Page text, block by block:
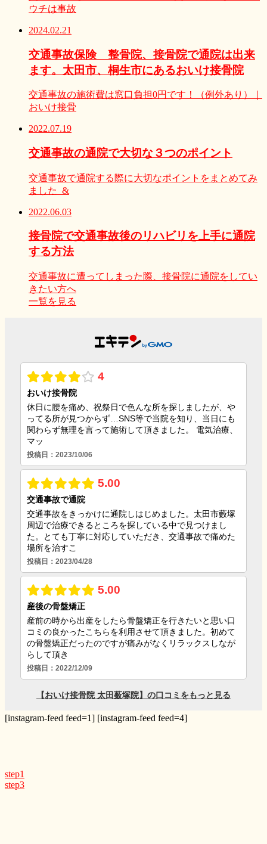
ウチは事故
2024.02.21
交通事故保険 整骨院、接骨院で通院は出来
ます。太田市、桐生市にあるおいけ接骨院
交通事故の施術費は窓口負担0円です！（例外あり）｜
おいけ接骨
2022.07.19
交通事故の通院で大切な３つのポイント
交通事故で通院する際に大切なポイントをまとめてみ
ました &
2022.06.03
接骨院で交通事故後のリハビリを上手に通院
する方法
交通事故に遭ってしまった際、接骨院に通院をしてい
きたい方へ
一覧を見る
[instagram-feed feed=1] [instagram-feed feed=4]
step1
step3